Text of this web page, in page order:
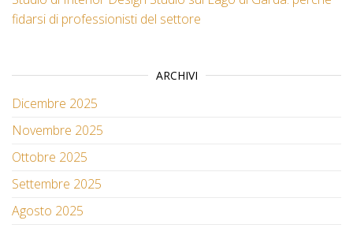
fidarsi di professionisti del settore
ARCHIVI
Dicembre 2025
Novembre 2025
Ottobre 2025
Settembre 2025
Agosto 2025